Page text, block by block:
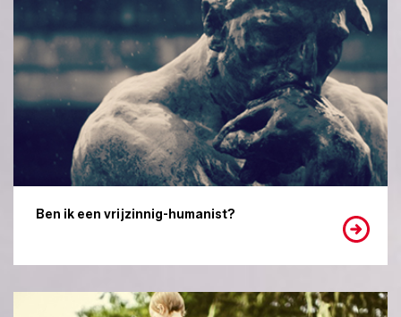
Ben ik een vrijzinnig-humanist?